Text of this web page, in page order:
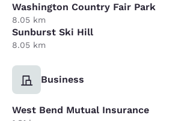
Washington Country Fair Park
8.05 km
Sunburst Ski Hill
8.05 km
Business
West Bend Mutual Insurance